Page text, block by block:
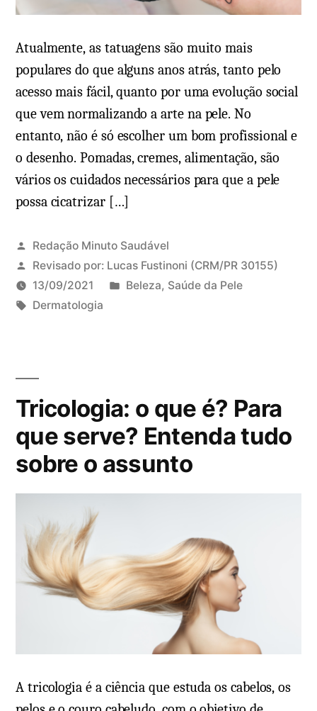
Atualmente, as tatuagens são muito mais
populares do que alguns anos atrás, tanto pelo
acesso mais fácil, quanto por uma evolução social
que vem normalizando a arte na pele. No
entanto, não é só escolher um bom profissional e
o desenho. Pomadas, cremes, alimentação, são
vários os cuidados necessários para que a pele
possa cicatrizar […]
Redação Minuto Saudável
Revisado por: Lucas Fustinoni (CRM/PR 30155)
13/09/2021
P
a
o
e
Beleza, Saúde da Pele
T
:
Dermatologia
Tricologia: o que é? Para
que serve? Entenda tudo
sobre o assunto
A tricologia é a ciência que estuda os cabelos, os